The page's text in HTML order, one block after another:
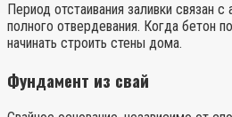
Период отстаивания заливки связан
полного отвердевания. Когда бетон
начинать строить стены дома.
Фундамент из свай